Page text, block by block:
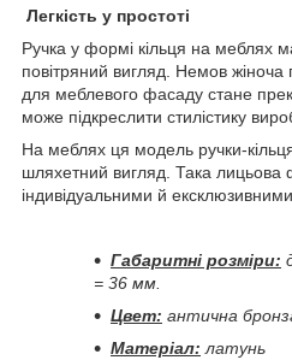
Легкість у простоті
Ручка у формі кільця на меблях
повітряний вигляд. Немов жіноча
для меблевого фасаду стане
може підкреслити стилістику
На меблях ця модель ручки-
шляхетний вигляд. Така лицьова
індивідуальними й
Габаритні розміри:
= 36 мм.
Цвет: антична
Матеріал: латунь